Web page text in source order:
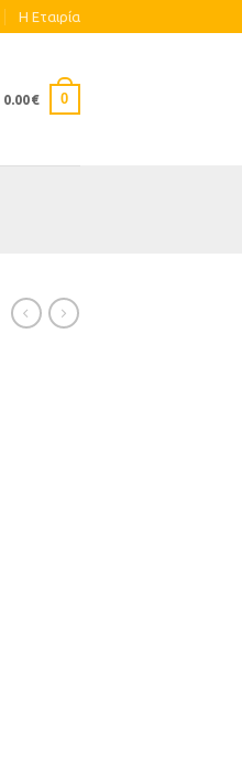
Η Eταιρία
0.00€ 0